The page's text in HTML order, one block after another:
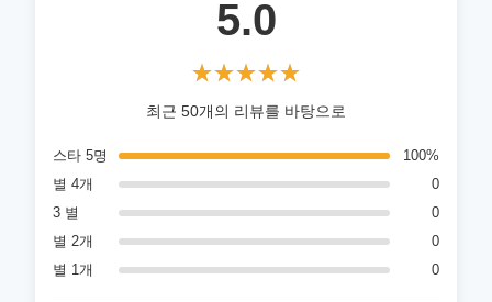
5.0
★★★★★
★★★★★
최근 50개의 리뷰를 바탕으로
스타 5명
100%
별 4개
0
3 별
0
별 2개
0
별 1개
0